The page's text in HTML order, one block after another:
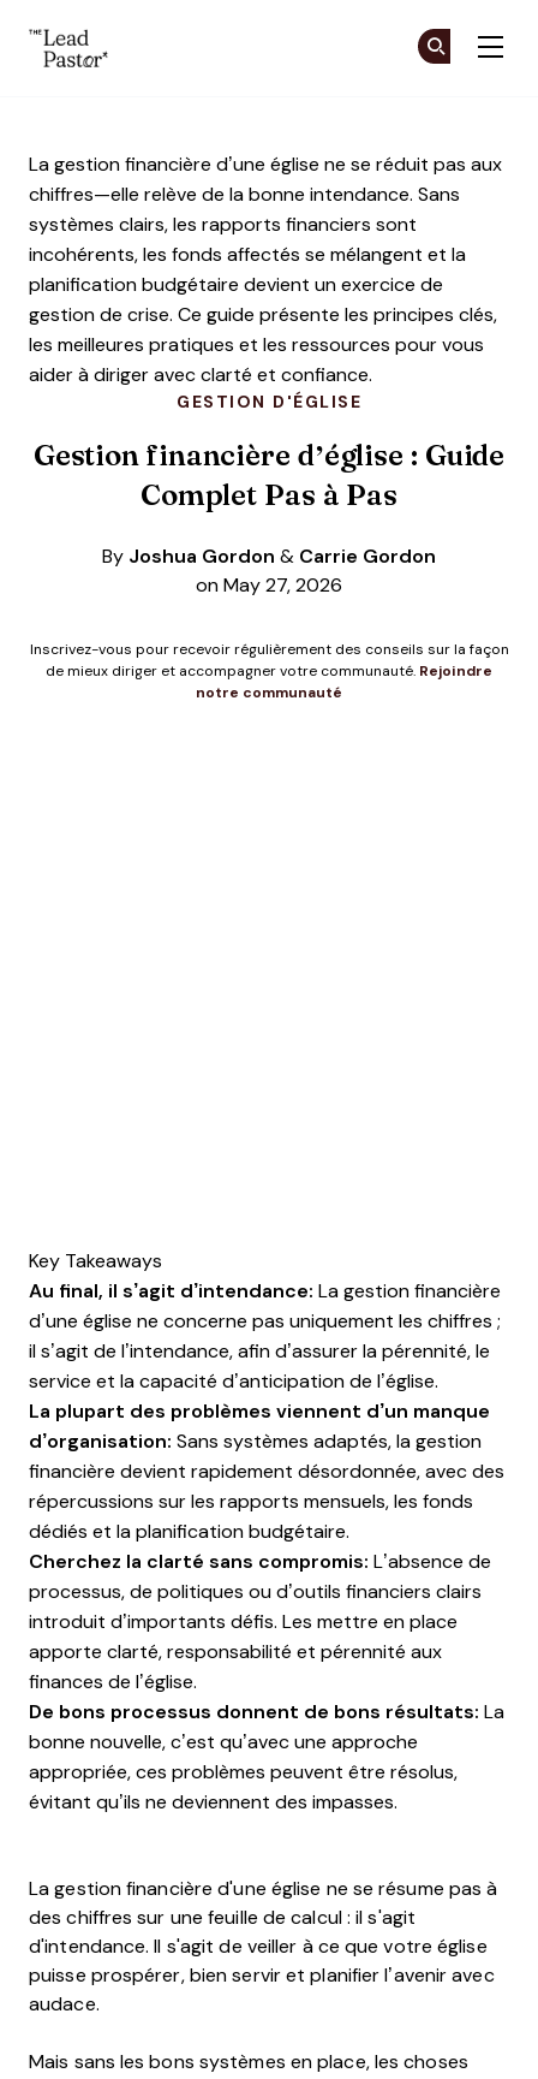
GESTION D'ÉGLISE
Gestion financière d’église : Guide
Complet Pas à Pas
By Joshua Gordon & Carrie Gordon
on May 27, 2026
Inscrivez-vous pour recevoir régulièrement des conseils sur la façon
de mieux diriger et accompagner votre communauté. Rejoindre
notre communauté
La gestion financière d’une église ne se réduit pas aux
chiffres—elle relève de la bonne intendance. Sans
systèmes clairs, les rapports financiers sont
incohérents, les fonds affectés se mélangent et la
planification budgétaire devient un exercice de
gestion de crise. Ce guide présente les principes clés,
les meilleures pratiques et les ressources pour vous
aider à diriger avec clarté et confiance.
Key Takeaways
Au final, il s’agit d’intendance: La gestion financière
d’une église ne concerne pas uniquement les chiffres ;
il s’agit de l’intendance, afin d’assurer la pérennité, le
service et la capacité d’anticipation de l’église.
La plupart des problèmes viennent d’un manque
d’organisation: Sans systèmes adaptés, la gestion
financière devient rapidement désordonnée, avec des
répercussions sur les rapports mensuels, les fonds
dédiés et la planification budgétaire.
Cherchez la clarté sans compromis: L’absence de
processus, de politiques ou d’outils financiers clairs
introduit d’importants défis. Les mettre en place
apporte clarté, responsabilité et pérennité aux
finances de l’église.
De bons processus donnent de bons résultats: La
bonne nouvelle, c’est qu’avec une approche
appropriée, ces problèmes peuvent être résolus,
évitant qu’ils ne deviennent des impasses.
La gestion financière d'une église ne se résume pas à
des chiffres sur une feuille de calcul : il s'agit
d'intendance. Il s'agit de veiller à ce que votre église
puisse prospérer, bien servir et planifier l’avenir avec
audace.
Mais sans les bons systèmes en place, les choses